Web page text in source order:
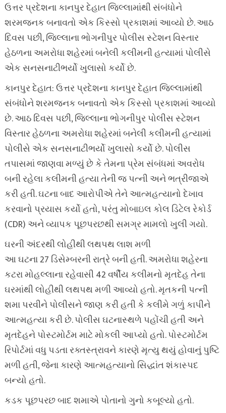
ઉત્તર પ્રદેશના કાનપુર દેહાત જિલ્લામાંથી સંબંધોને
શરમજનક બનાવતો એક કિસ્સો પ્રકાશમાં આવ્યો છે. આઠ
દિવસ પછી, જિલ્લાના ભોગનીપુર પોલીસ સ્ટેશન વિસ્તાર
હેઠળના અમરોધા શહેરમાં બનેલી કલીમની હત્યામાં પોલીસે
એક સનસનાટીભર્યો ખુલાસો કર્યો છે.
કાનપુર દેહાત: ઉત્તર પ્રદેશના કાનપુર દેહાત જિલ્લામાંથી
સંબંધોને શરમજનક બનાવતો એક કિસ્સો પ્રકાશમાં આવ્યો
છે. આઠ દિવસ પછી, જિલ્લાના ભોગનીપુર પોલીસ સ્ટેશન
વિસ્તાર હેઠળના અમરોધા શહેરમાં બનેલી કલીમની હત્યામાં
પોલીસે એક સનસનાટીભર્યો ખુલાસો કર્યો છે. પોલીસ
તપાસમાં જાણવા મળ્યું છે કે તેમના પ્રેમ સંબંધમાં અવરોધ
બની રહેલા કલીમની હત્યા તેની જ પત્ની અને ભત્રીજાએ
કરી હતી. ઘટના બાદ આરોપીએ તેને આત્મહત્યાનો દેખાવ
કરવાનો પ્રયાસ કર્યો હતો, પરંતુ મોબાઇલ કોલ ડિટેલ રેકોર્ડ
(CDR) અને વ્યાપક પૂછપરછથી સમગ્ર મામલો ખુલી ગયો.
ઘરની અંદરથી લોહીથી લથપથ લાશ મળી
આ ઘટના 27 ડિસેમ્બરની રાત્રે બની હતી. અમરોધા શહેરના
કટરા મોહલ્લાના રહેવાસી 42 વર્ષીય કલીમનો મૃતદેહ તેના
ઘરમાંથી લોહીથી લથપથ મળી આવ્યો હતો. મૃતકની પત્ની
શમા પરવીને પોલીસને જાણ કરી હતી કે કલીમે ગળું કાપીને
આત્મહત્યા કરી છે. પોલીસ ઘટનાસ્થળે પહોંચી હતી અને
મૃતદેહને પોસ્ટમોર્ટમ માટે મોકલી આપ્યો હતો. પોસ્ટમોર્ટમ
રિપોર્ટમાં વધુ પડતા રક્તસ્ત્રાવને કારણે મૃત્યુ થયું હોવાનું પુષ્ટિ
મળી હતી, જેના કારણે આત્મહત્યાનો સિદ્ધાંત શંકાસ્પદ
બન્યો હતો.
કડક પૂછપરછ બાદ શમાએ પોતાનો ગુનો કબૂલ્યો હતો.